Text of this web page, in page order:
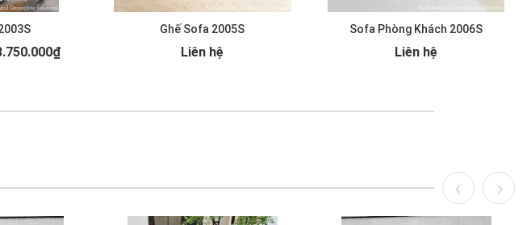
Ghế Sofa 2005S
Liên hệ
Sofa Phòng Khách 2006S
Liên hệ